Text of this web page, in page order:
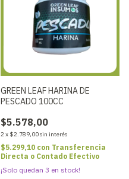
GREEN LEAF HARINA DE
PESCADO 100CC
$5.578,00
2x $2.789,00sin interés
$5.299,10 con Transferencia
Directa o Contado Efectivo
¡Solo quedan 3 en stock!